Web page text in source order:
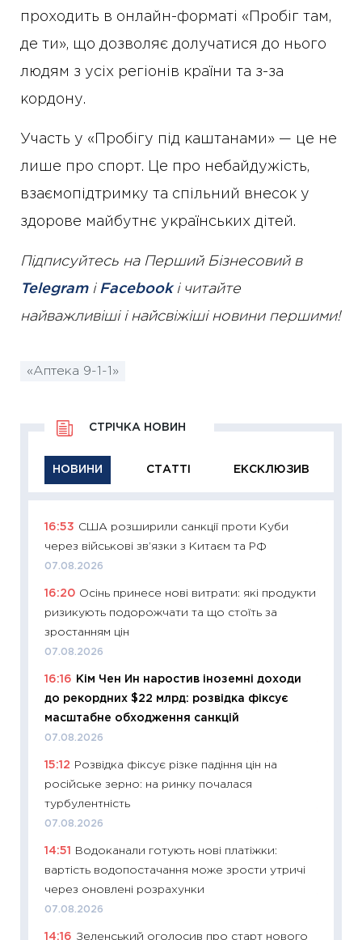
проходить в онлайн-форматі «Пробіг там,
де ти», що дозволяє долучатися до нього
людям з усіх регіонів країни та з-за
кордону.
Участь у «Пробігу під каштанами» — це не
лише про спорт. Це про небайдужість,
взаємопідтримку та спільний внесок у
здорове майбутнє українських дітей.
Підписуйтесь на Перший Бізнесовий в
Telegramі Facebookі читайте
найважливіші і найсвіжіші новини першими!
«Аптека 9-1-1»
НОВИНИ СТАТТІ ЕКСКЛЮЗИВ
СТРІЧКА НОВИН
16:53 США розширили санкції проти Куби
через військові зв’язки з Китаєм та РФ
07.08.2026
16:20 Осінь принесе нові витрати: які продукти
ризикують подорожчати та що стоїть за
зростанням цін
07.08.2026
16:16
Кім Чен Ин наростив іноземні доходи
до рекордних $22 млрд: розвідка фіксує
масштабне обходження санкцій
07.08.2026
15:12
Розвідка фіксує різке падіння цін на
російське зерно: на ринку почалася
турбулентність
07.08.2026
14:51
Водоканали готують нові платіжки:
вартість водопостачання може зрости утричі
через оновлені розрахунки
07.08.2026
14:16 Зеленський оголосив про старт нового